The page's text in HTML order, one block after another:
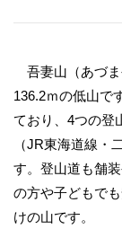
吾妻山（あづま
136.2ｍの低山で
ており、4つの登
（JR東海道線・
す。登山道も舗
の方や子どもで
けの山です。